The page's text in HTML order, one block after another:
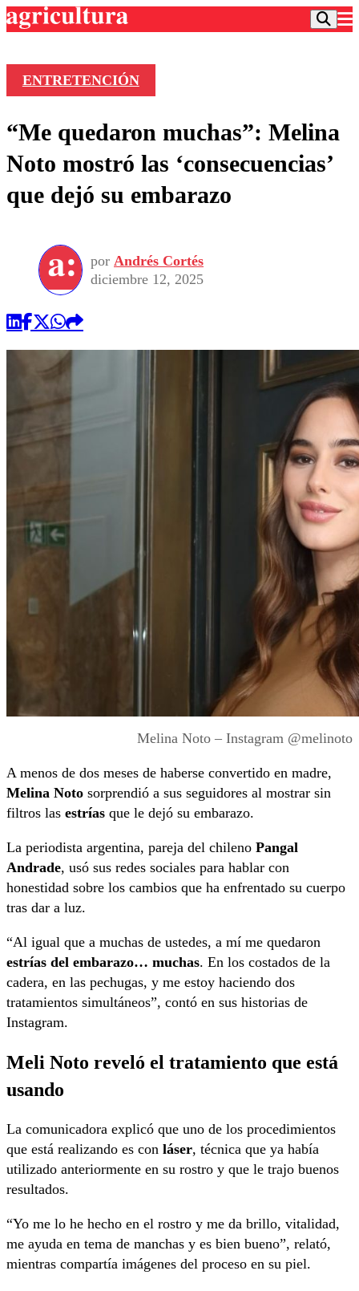
Frecuencias
Agricultura TV
Deportes
Colo Colo
Seleccion Chilena
Torneo Internacional
Universidad de Chile
Entretención
Economía
Internacional
Sustentabilidad
Publicaciones en medios
Opinión
ENTRETENCIÓN
“Me quedaron muchas”: Melina
Noto mostró las ‘consecuencias’
que dejó su embarazo
por Andrés Cortés
diciembre 12, 2025
Melina Noto – Instagram @melinoto
A menos de dos meses de haberse convertido en madre,
Melina Noto sorprendió a sus seguidores al mostrar sin
filtros las estrías que le dejó su embarazo.
La periodista argentina, pareja del chileno Pangal
Andrade, usó sus redes sociales para hablar con
honestidad sobre los cambios que ha enfrentado su cuerpo
tras dar a luz.
“Al igual que a muchas de ustedes, a mí me quedaron
estrías del embarazo… muchas. En los costados de la
cadera, en las pechugas, y me estoy haciendo dos
tratamientos simultáneos”, contó en sus historias de
Instagram.
Meli Noto reveló el tratamiento que está
usando
La comunicadora explicó que uno de los procedimientos
que está realizando es con láser, técnica que ya había
utilizado anteriormente en su rostro y que le trajo buenos
resultados.
“Yo me lo he hecho en el rostro y me da brillo, vitalidad,
me ayuda en tema de manchas y es bien bueno”, relató,
mientras compartía imágenes del proceso en su piel.